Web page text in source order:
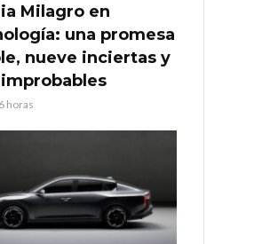
Milagro en
una promesa
nueve inciertas y
horas